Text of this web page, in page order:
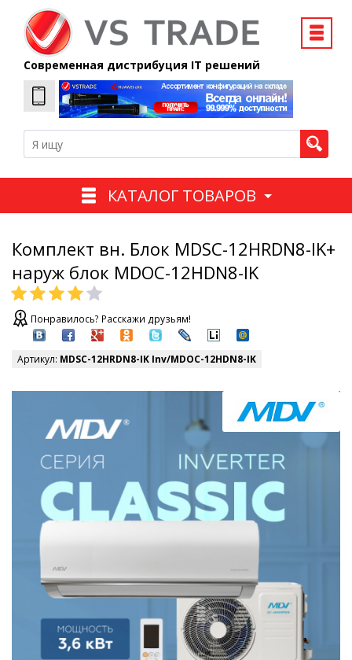
Современная дистрибуция IT решений
КАТАЛОГ ТОВАРОВ
Комплект вн. Блок MDSC-12HRDN8-IK+
наруж блок MDOC-12HDN8-IK
Понравилось? Расскажи друзьям!
Артикул: MDSC-12HRDN8-IK Inv/MDOC-12HDN8-IK